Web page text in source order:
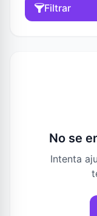
Filtrar
No se
Intenta